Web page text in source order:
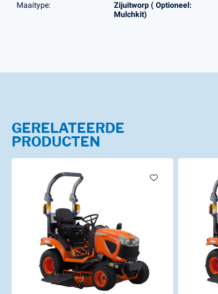
Maaitype:
Zijuitworp ( Optioneel:
Mulchkit)
GERELATEERDE
PRODUCTEN